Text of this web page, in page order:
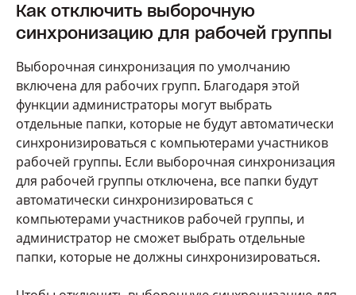
Как отключить выборочную
синхронизацию для рабочей группы
Выборочная синхронизация по умолчанию
включена для рабочих групп. Благодаря этой
функции администраторы могут выбрать
отдельные папки, которые не будут автоматически
синхронизироваться с компьютерами участников
рабочей группы. Если выборочная синхронизация
для рабочей группы отключена, все папки будут
автоматически синхронизироваться с
компьютерами участников рабочей группы, и
администратор не сможет выбрать отдельные
папки, которые не должны синхронизироваться.